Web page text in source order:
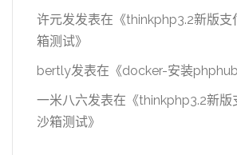
许元发发表在《thinkphp3.2新版支
箱测试》
bertly发表在《docker-安装
一米八六发表在《thinkphp3.2新版
沙箱测试》